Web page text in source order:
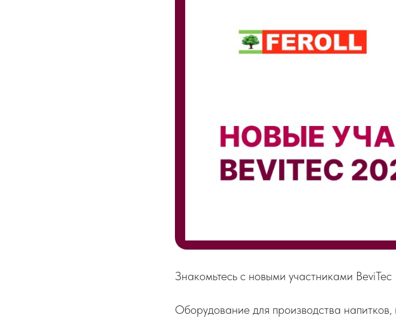
Знакомьтесь с новыми участниками
Оборудование для производства